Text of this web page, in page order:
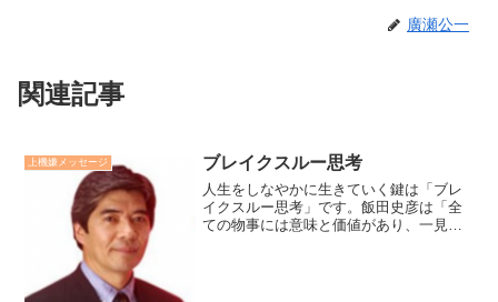
廣瀬公一
関連記事
上機嫌メッセージ ブレイクスルー思考
人生をしなやかに生きていく鍵は「ブレ
イクスルー思考」です。飯田史彦は「全
ての物事には意味と価値があり、一見、